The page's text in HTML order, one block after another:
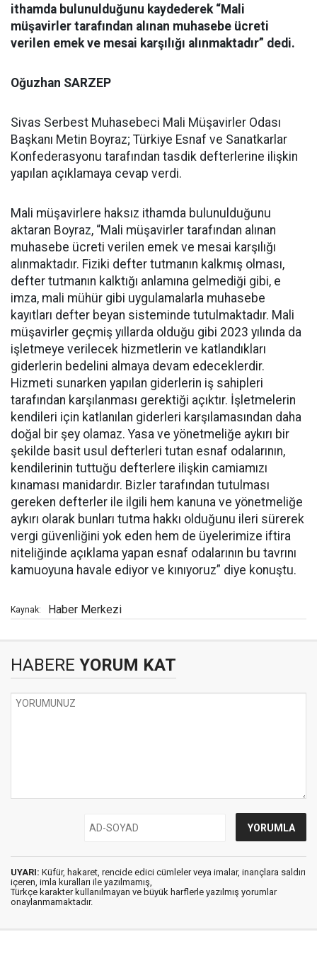
ithamda bulunulduğunu kaydederek “Mali
müşavirler tarafından alınan muhasebe ücreti
verilen emek ve mesai karşılığı alınmaktadır” dedi.
Oğuzhan SARZEP
Sivas Serbest Muhasebeci Mali Müşavirler Odası
Başkanı Metin Boyraz; Türkiye Esnaf ve Sanatkarlar
Konfederasyonu tarafından tasdik defterlerine ilişkin
yapılan açıklamaya cevap verdi.
Mali müşavirlere haksız ithamda bulunulduğunu
aktaran Boyraz, “Mali müşavirler tarafından alınan
muhasebe ücreti verilen emek ve mesai karşılığı
alınmaktadır. Fiziki defter tutmanın kalkmış olması,
defter tutmanın kalktığı anlamına gelmediği gibi, e
imza, mali mühür gibi uygulamalarla muhasebe
kayıtları defter beyan sisteminde tutulmaktadır. Mali
müşavirler geçmiş yıllarda olduğu gibi 2023 yılında da
işletmeye verilecek hizmetlerin ve katlandıkları
giderlerin bedelini almaya devam edeceklerdir.
Hizmeti sunarken yapılan giderlerin iş sahipleri
tarafından karşılanması gerektiği açıktır. İşletmelerin
kendileri için katlanılan giderleri karşılamasından daha
doğal bir şey olamaz. Yasa ve yönetmeliğe aykırı bir
şekilde basit usul defterleri tutan esnaf odalarının,
kendilerinin tuttuğu defterlere ilişkin camiamızı
kınaması manidardır. Bizler tarafından tutulması
gereken defterler ile ilgili hem kanuna ve yönetmeliğe
aykırı olarak bunları tutma hakkı olduğunu ileri sürerek
vergi güvenliğini yok eden hem de üyelerimize iftira
niteliğinde açıklama yapan esnaf odalarının bu tavrını
kamuoyuna havale ediyor ve kınıyoruz” diye konuştu.
Kaynak: Haber Merkezi
HABERE YORUM KAT
UYARI: Küfür, hakaret, rencide edici cümleler veya imalar, inançlara saldırı
içeren, imla kuralları ile yazılmamış,
Türkçe karakter kullanılmayan ve büyük harflerle yazılmış yorumlar
onaylanmamaktadır.